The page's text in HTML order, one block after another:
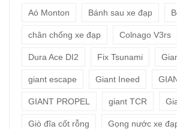
Aó Monton Bánh sau xe đạp
chân chống xe đạp Colnago V3rs
Dura Ace DI2 Fix Tsunami
giant escape Giant Ineed
GIANT PROPEL giant TCR
Giò đĩa cốt rỗng Gọng nước xe